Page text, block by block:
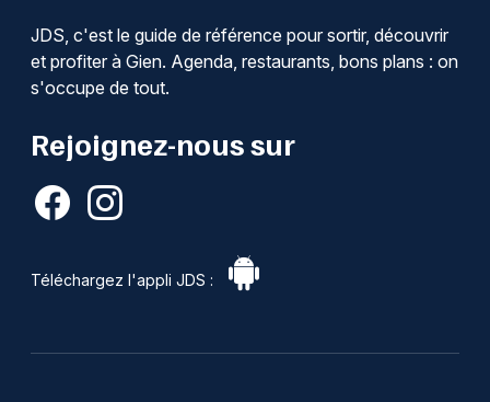
JDS, c'est le guide de référence pour sortir, découvrir
et profiter à Gien. Agenda, restaurants, bons plans : on
s'occupe de tout.
Rejoignez-nous sur
Téléchargez l'appli JDS :